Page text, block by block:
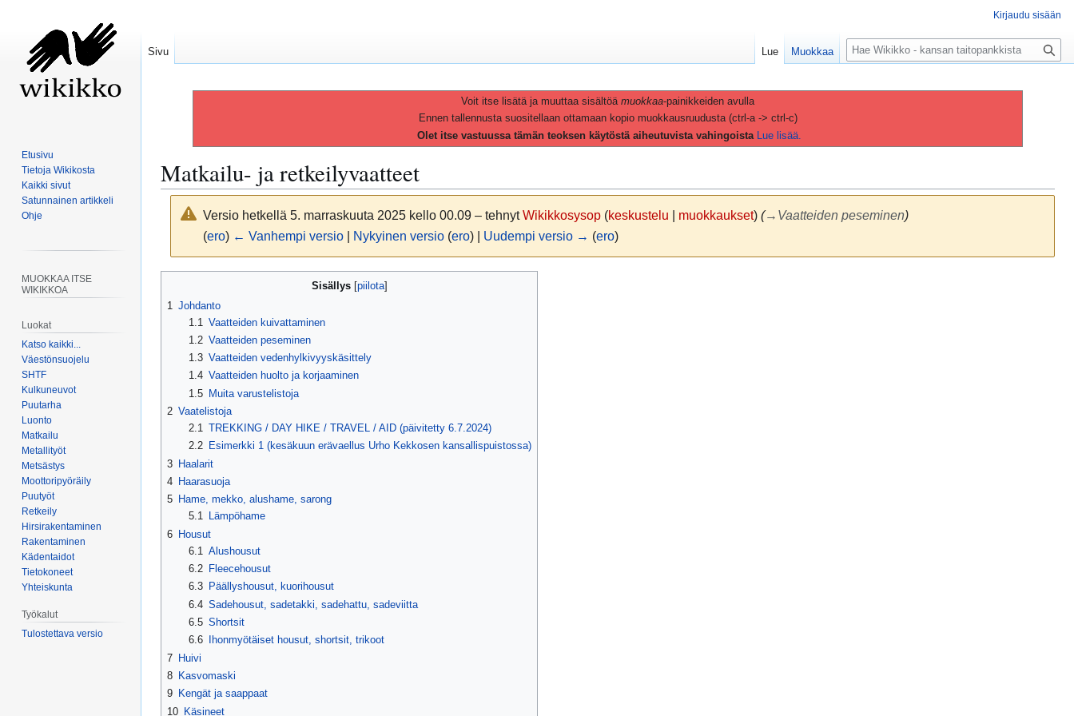
Voit itse lisätä ja muuttaa sisältöä muokkaa-painikkeiden avulla
Ennen tallennusta suositellaan ottamaan kopio muokkausruudusta (ctrl-a -> ctrl-c)
Olet itse vastuussa tämän teoksen käytöstä aiheutuvista vahingoista Lue lisää.
Matkailu- ja retkeilyvaatteet
Versio hetkellä 5. marraskuuta 2025 kello 00.09 – tehnytWikikkosysop (keskustelu muokkaukset) (→ Vaatteiden peseminen)
(ero) ← Vanhempi versio| Nykyinen versio(ero) | Uudempi versio → (ero)
Sisällys
1 Johdanto
1.1 Vaatteiden kuivattaminen
1.2 Vaatteiden peseminen
1.3 Vaatteiden vedenhylkivyyskäsittely
1.4 Vaatteiden huolto ja korjaaminen
1.5
Muita varustelistoja
2 Vaatelistoja
2.1 TREKKING / DAY HIKE / TRAVEL / AID (päivitetty 6.7.2024)
2.2
Esimerkki 1 (kesäkuun erävaellus Urho Kekkosen kansallispuistossa)
3 Haalarit
4 Haarasuoja
5 Hame, mekko, alushame, sarong
5.1
Lämpöhame
6 Housut
6.1
Alushousut
6.2
Fleecehousut
6.3
Päällyshousut, kuorihousut
6.4 Sadehousut, sadetakki, sadehattu, sadeviitta
6.5 Shortsit
6.6
Ihonmyötäiset housut, shortsit, trikoot
7 Huivi
8 Kasvomaski
9 Kengät ja saappaat
10 Käsineet
Kirjaudu sisään
Sivu Lue Muokkaa
H
a
Etusivu
Tietoja Wikikosta
Kaikki sivut
Satunnainen artikkeli
Ohje
MUOKKAA ITSE
WIKIKKOA
Luokat
Katso kaikki...
Väestönsuojelu
SHTF
Kulkuneuvot
Puutarha
Luonto
Matkailu
Metallityöt
Metsästys
Moottoripyöräily
Puutyöt
Retkeily
Hirsirakentaminen
Rakentaminen
Kädentaidot
Tietokoneet
Yhteiskunta
Työkalut
Tulostettava versio